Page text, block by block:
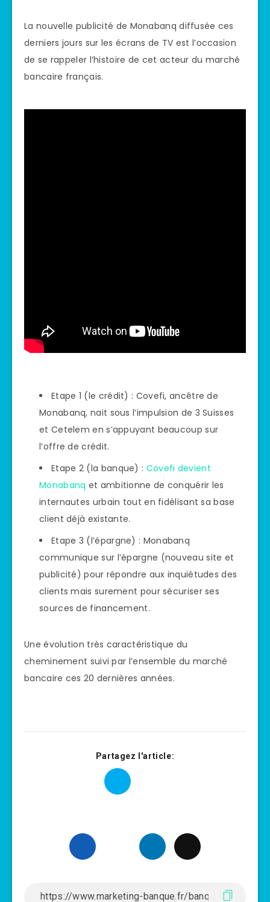
La nouvelle publicité de Monabanq diffusée ces
derniers jours sur les écrans de TV est l’occasion
de se rappeler l’histoire de cet acteur du marché
bancaire français.
Etape 1 (le crédit) : Covefi, ancêtre de
Monabanq, nait sous l’impulsion de 3 Suisses
et Cetelem en s’appuyant beaucoup sur
l’offre de crédit.
Etape 2 (la banque) : Covefi devient
Monabanq et ambitionne de conquérir les
internautes urbain tout en fidélisant sa base
client déjà existante.
Etape 3 (l’épargne) : Monabanq
communique sur l’épargne (nouveau site et
publicité) pour répondre aux inquiétudes des
clients mais surement pour sécuriser ses
sources de financement.
Une évolution très caractéristique du
cheminement suivi par l’ensemble du marché
bancaire ces 20 dernières années.
Partagez l'article: